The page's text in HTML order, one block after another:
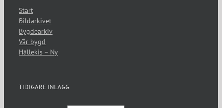
Start
Bildarkivet
Bygdearkiv
Vår bygd
Hällekis – Ny
TIDIGARE INLÄGG